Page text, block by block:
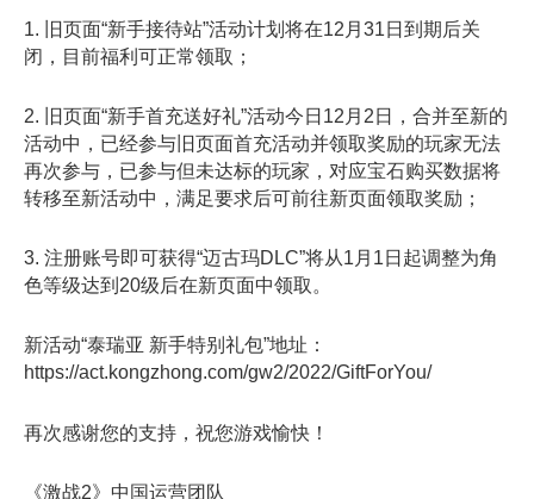
1. 旧页面“新手接待站”活动计划将在12月31日到期后关
闭，目前福利可正常领取；
2. 旧页面“新手首充送好礼”活动今日12月2日，合并至新的
活动中，已经参与旧页面首充活动并领取奖励的玩家无法
再次参与，已参与但未达标的玩家，对应宝石购买数据将
转移至新活动中，满足要求后可前往新页面领取奖励；
3. 注册账号即可获得“迈古玛DLC”将从1月1日起调整为角
色等级达到20级后在新页面中领取。
新活动“泰瑞亚 新手特别礼包”地址：
https://act.kongzhong.com/gw2/2022/GiftForYou/
再次感谢您的支持，祝您游戏愉快！
《激战2》中国运营团队